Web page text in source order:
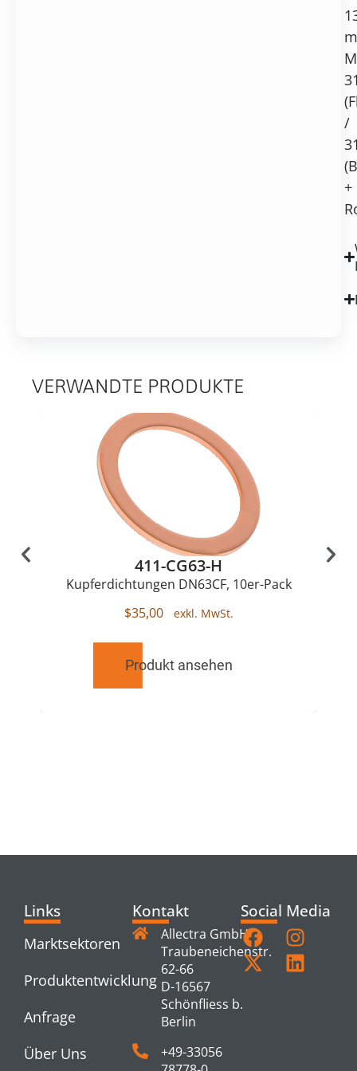
/
+
VERWANDTE PRODUKTE
411-CG63-H
Kupferdichtungen DN63CF, 10er-Pack
$35,00
Produkt ansehen
Links
Marktsektoren
Produktentwicklung
Anfrage
Über Uns
Kontakt
Allectra GmbH
Traubeneichenstr.
62-66
D-16567
Schönfliess b.
Berlin
+49-33056
Social Media